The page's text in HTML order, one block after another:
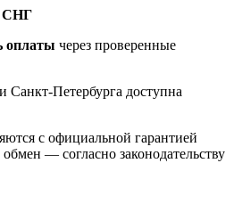
СНГ
оплаты через проверенные
Петербурга доступна
с официальной гарантией
— согласно законодательству